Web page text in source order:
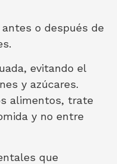
o después de
evitando el
y azúcares.
alimentos, trate
y no entre
que